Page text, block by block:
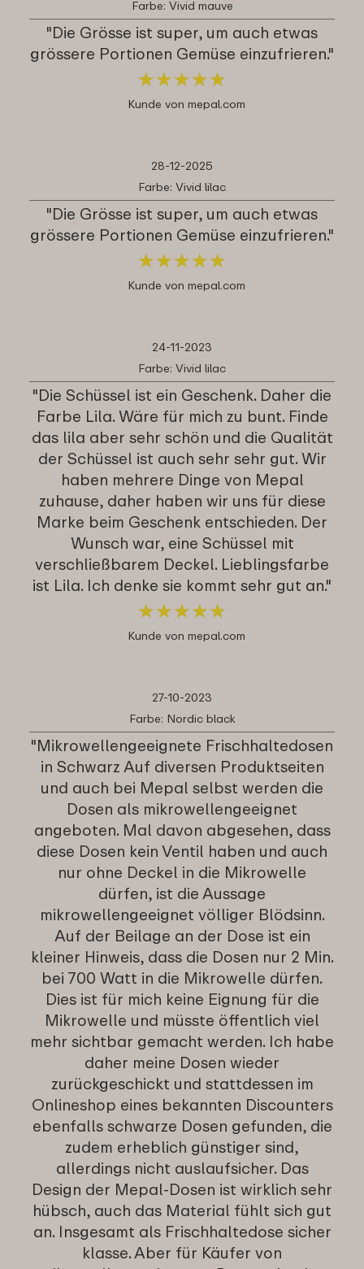
Farbe: Vivid mauve
"Die Grösse ist super, um auch etwas
grössere Portionen Gemüse einzufrieren."
★★★★★
★★★★★
Kunde von mepal.com
28-12-2025
Farbe: Vivid lilac
"Die Grösse ist super, um auch etwas
grössere Portionen Gemüse einzufrieren."
★★★★★
★★★★★
Kunde von mepal.com
24-11-2023
Farbe: Vivid lilac
"Die Schüssel ist ein Geschenk. Daher die
Farbe Lila. Wäre für mich zu bunt. Finde
das lila aber sehr schön und die Qualität
der Schüssel ist auch sehr sehr gut. Wir
haben mehrere Dinge von Mepal
zuhause, daher haben wir uns für diese
Marke beim Geschenk entschieden. Der
Wunsch war, eine Schüssel mit
verschließbarem Deckel. Lieblingsfarbe
ist Lila. Ich denke sie kommt sehr gut an."
★★★★★
★★★★★
Kunde von mepal.com
27-10-2023
Farbe: Nordic black
"Mikrowellengeeignete Frischhaltedosen
in Schwarz Auf diversen Produktseiten
und auch bei Mepal selbst werden die
Dosen als mikrowellengeeignet
angeboten. Mal davon abgesehen, dass
diese Dosen kein Ventil haben und auch
nur ohne Deckel in die Mikrowelle
dürfen, ist die Aussage
mikrowellengeeignet völliger Blödsinn.
Auf der Beilage an der Dose ist ein
kleiner Hinweis, dass die Dosen nur 2 Min.
bei 700 Watt in die Mikrowelle dürfen.
Dies ist für mich keine Eignung für die
Mikrowelle und müsste öffentlich viel
mehr sichtbar gemacht werden. Ich habe
daher meine Dosen wieder
zurückgeschickt und stattdessen im
Onlineshop eines bekannten Discounters
ebenfalls schwarze Dosen gefunden, die
zudem erheblich günstiger sind,
allerdings nicht auslaufsicher. Das
Design der Mepal-Dosen ist wirklich sehr
hübsch, auch das Material fühlt sich gut
an. Insgesamt als Frischhaltedose sicher
klasse. Aber für Käufer von